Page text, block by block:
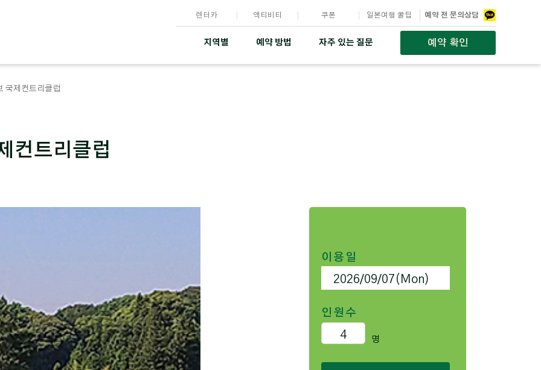
렌터카 액티비티 쿠폰 일본여행 꿀팁 예약 전 문의상담
지역별 예약 방법 자주 있는 질문 예약 확인
국제컨트리클럽
컨트리클럽
이용일
인원수
명